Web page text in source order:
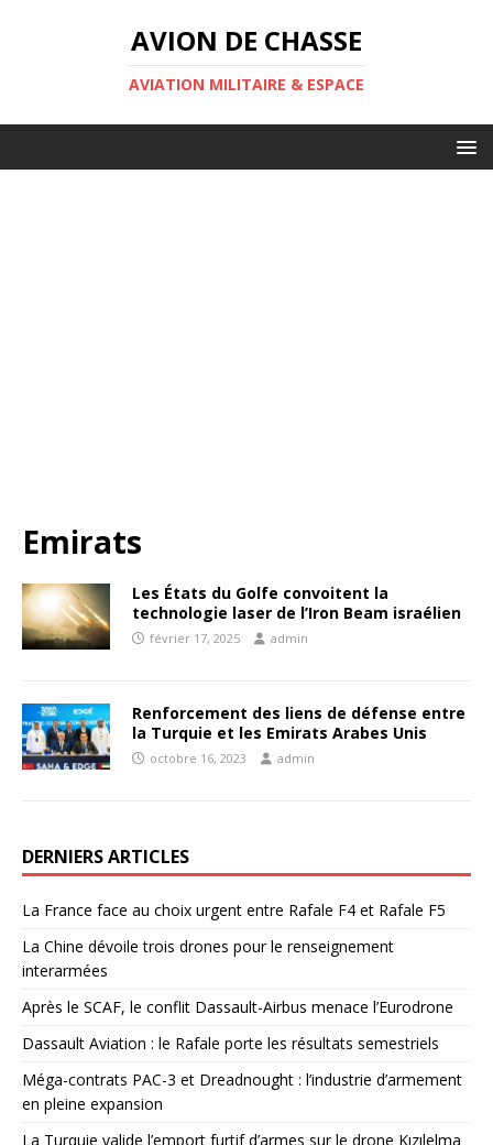
AVION DE CHASSE
AVIATION MILITAIRE & ESPACE
Emirats
Les États du Golfe convoitent la
technologie laser de l’Iron Beam israélien
février 17, 2025 admin
Renforcement des liens de défense entre
la Turquie et les Emirats Arabes Unis
octobre 16, 2023 admin
DERNIERS ARTICLES
La France face au choix urgent entre Rafale F4 et Rafale F5
La Chine dévoile trois drones pour le renseignement
interarmées
Après le SCAF, le conflit Dassault-Airbus menace l’Eurodrone
Dassault Aviation : le Rafale porte les résultats semestriels
Méga-contrats PAC-3 et Dreadnought : l’industrie d’armement
en pleine expansion
La Turquie valide l’emport furtif d’armes sur le drone Kızılelma